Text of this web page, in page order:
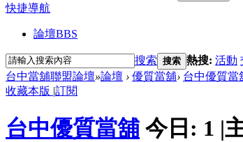
快捷導航
論壇BBS
搜索 搜索 熱搜: 活動
台中當舖聯盟論壇»論壇 › 優質當舖› 台中優質當
收藏本版 |訂閱
台中優質當舖 今日: 1 |